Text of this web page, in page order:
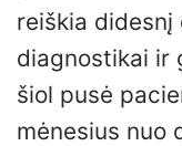
reiškia didesnį
diagnostikai ir
šiol pusė
mėnesius nuo